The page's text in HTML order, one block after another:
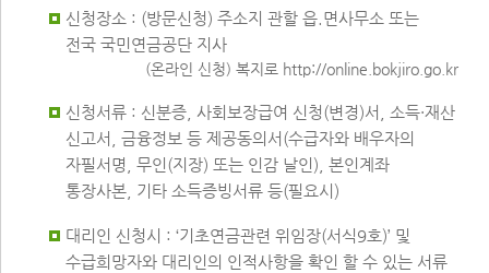
신청장소 : (방문신청) 주소지 관할 읍.면사무소 또는
전국 국민연금공단 지사
(온라인 신청) 복지로 http://online.bokjiro.go.kr
신청서류 : 신분증, 사회보장급여 신청(변경)서, 소득·재산
신고서, 금융정보 등 제공동의서(수급자와 배우자의
자필서명, 무인(지장) 또는 인감 날인), 본인계좌
통장사본, 기타 소득증빙서류 등(필요시)
대리인 신청시 : ‘기초연금관련 위임장(서식9호)’ 및
수급희망자와 대리인의 인적사항을 확인 할 수 있는 서류